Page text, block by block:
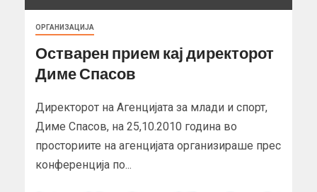
ОРГАНИЗАЦИЈА
Остварен прием кај директорот
Диме Спасов
Директорот на Агенцијата за млади и спорт,
Диме Спасов, на 25,10.2010 година во
просториите на агенцијата организираше прес
конференција по...